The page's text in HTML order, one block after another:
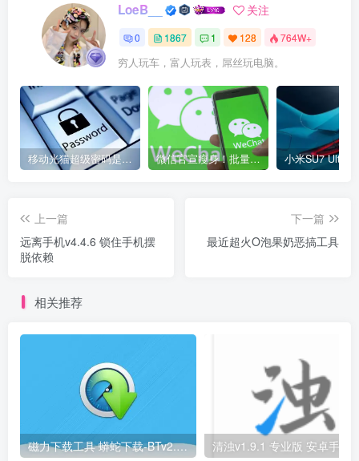
LoeB__ 关注
0 1867 1 128 764W+
穷人玩车，富人玩表，屌丝玩电脑。
移动光猫超级密码是多少？移动光猫超级管理员后台账号与密码 微信官宣瘦身！批量清理原图新功能来了 安卓、iOS均可使用
上一篇
远离手机v4.4.6 锁住手机摆
脱依赖
下一篇
最近超火O泡果奶恶搞工具
相关推荐
磁力下载工具 蟒蛇下载-BTv2.8V2支持下载各种资源